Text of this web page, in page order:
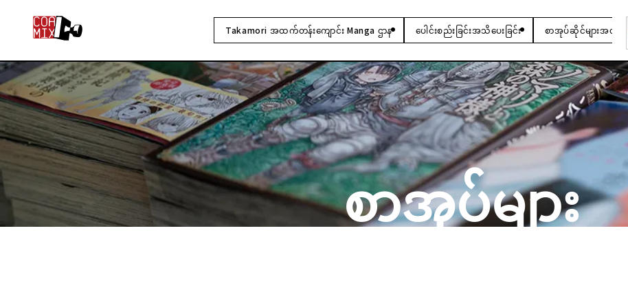
Takamori အထက်တန်းကျောင်း Manga ဌာန ပေါင်းစည်းခြင်းအသိပေးခြင်း စာအုပ်ဆိုင်များအတွက်
စာအုပ်များ